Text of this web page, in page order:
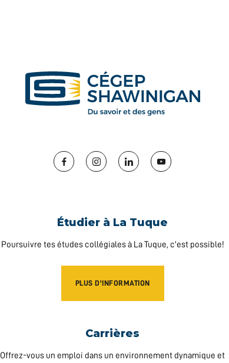
Facebook Instagram LinkedIn YouTube
Étudier à La Tuque
Poursuivre tes études collégiales à La Tuque, c'est possible!
PLUS D'INFORMATION
Carrières
Offrez-vous un emploi dans un environnement dynamique et